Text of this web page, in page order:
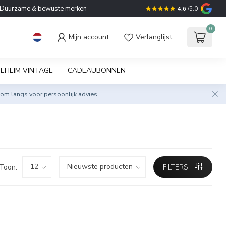
Duurzame & bewuste merken 4.6 /5.0
Mijn account Verlanglijst
0
VINTAGE CADEAUBONNEN
langs voor persoonlijk advies.
Toon: FILTERS